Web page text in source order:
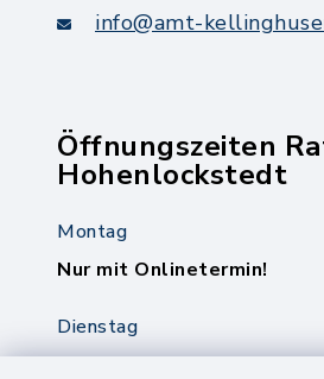
info@amt-
Öffnungszeiten
Hohenlockstedt
Montag
Nur mit Onlinetermin!
Dienstag
8.00-12.00 Uhr